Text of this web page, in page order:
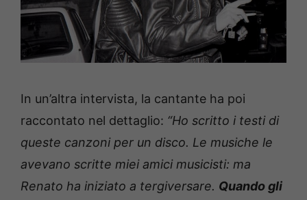
In un’altra intervista, la cantante ha poi
raccontato nel dettaglio: “Ho scritto i testi di
queste canzoni per un disco. Le musiche le
avevano scritte miei amici musicisti: ma
Renato ha iniziato a tergiversare. Quando gli